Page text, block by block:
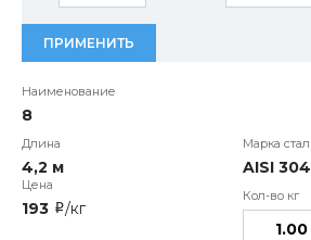
ПРИМЕНИТЬ
8
4,2 м AISI 304
193 i/кг